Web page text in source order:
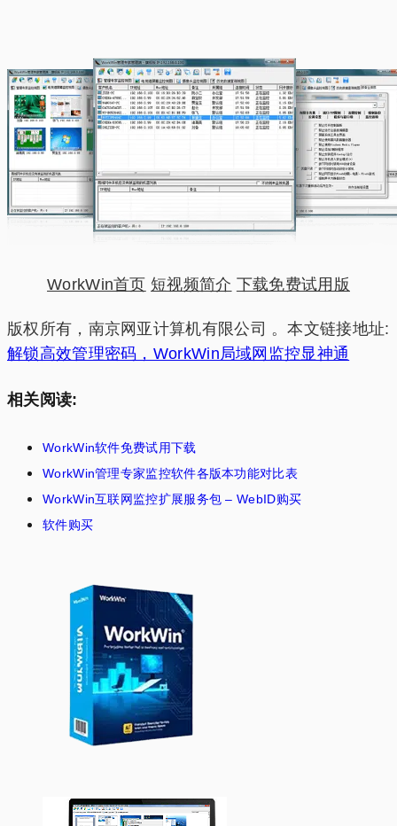
WorkWin首页 短视频简介 下载免费试用版
版权所有，南京网亚计算机有限公司 。本文链接地址:
解锁高效管理密码，WorkWin局域网监控显神通
相关阅读:
WorkWin软件免费试用下载
WorkWin管理专家监控软件各版本功能对比表
WorkWin互联网监控扩展服务包 – WebID购买
软件购买